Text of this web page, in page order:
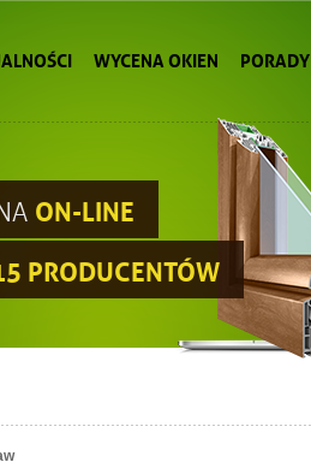
WYCENA OKIEN PORADY
ON-LINE
PRODUCENTÓW